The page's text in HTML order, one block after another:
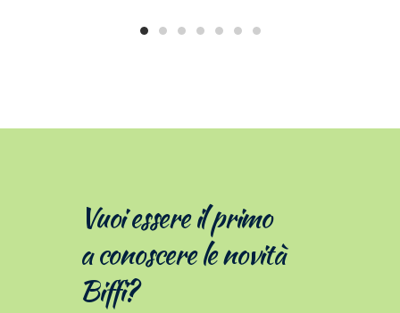
Vuoi essere il primo
a conoscere le novità
Biffi?